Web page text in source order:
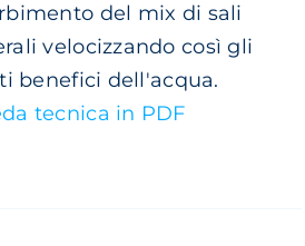
del mix di sali
velocizzando così gli
benefici dell'acqua.
tecnica in PDF